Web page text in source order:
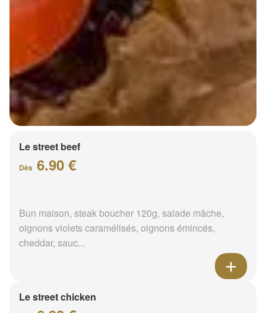
Le street beef
Dès 6.90 €
Bun maison, steak boucher 120g, salade mâche,
oignons violets caramélisés, oignons émincés,
cheddar, sauc...
Le street chicken